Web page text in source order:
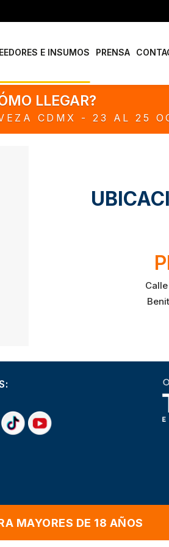
E INSUMOS PRENSA
LLEGAR?
CDMX - 23 AL 25
MAYORES DE 18 AÑOS